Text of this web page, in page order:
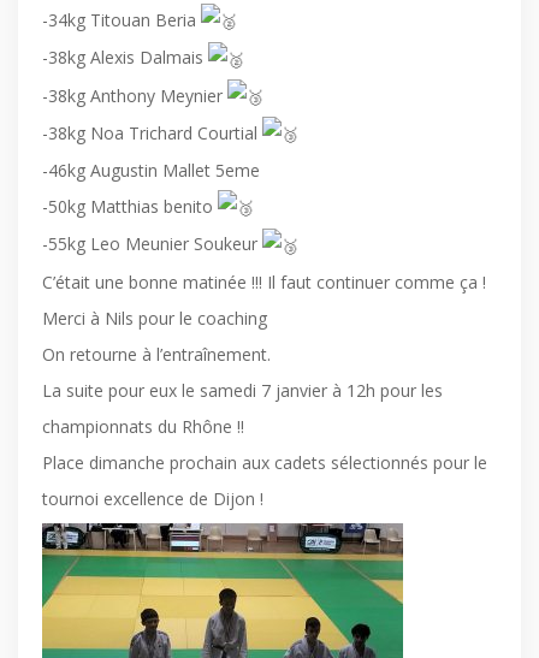
-34kg Titouan Beria
-38kg Alexis Dalmais
-38kg Anthony Meynier
-38kg Noa Trichard Courtial
-46kg Augustin Mallet 5eme
-50kg Matthias benito
-55kg Leo Meunier Soukeur
C’était une bonne matinée !!! Il faut continuer comme ça !
Merci à Nils pour le coaching
On retourne à l’entraînement.
La suite pour eux le samedi 7 janvier à 12h pour les
championnats du Rhône !!
Place dimanche prochain aux cadets sélectionnés pour le
tournoi excellence de Dijon !